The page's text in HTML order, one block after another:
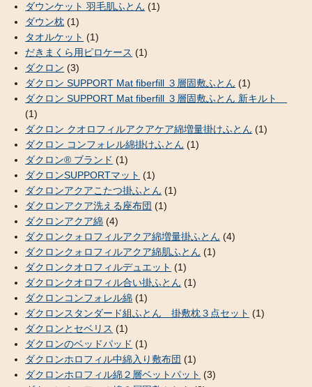
ダウンケット 羽毛肌ふとん (1)
ダウン枕 (1)
タオルケット (1)
だきまくら用ピロケース (1)
ダクロン (3)
ダクロン SUPPORT Mat fiberfill ３層固敷ふとん (1)
ダクロン SUPPORT Mat fiberfill ３層固敷ふとん 新キルト
(1)
ダクロン クオロフィルアクアケア綿増量掛けふとん (1)
ダクロン コンフォレル綿掛けふとん (1)
ダクロン® ブランド (1)
ダクロンSUPPORTマット (1)
ダクロンアクアこたつ掛ふとん (1)
ダクロンアクア洗える座布団 (1)
ダクロンアクア綿 (4)
ダクロンクォロフィルアクア綿増量掛ふとん (4)
ダクロンクォロフィルアクア綿肌ふとん (1)
ダクロンクオロフィルデュエット (1)
ダクロンクオロフィル合い掛ふとん (1)
ダクロンコンフォレル綿 (1)
ダクロンスタンダード組ふとん 掛敷枕３点セット (1)
ダクロンとセベリス (1)
ダクロンのベッドパッド (1)
ダクロンホロフィル中綿入り敷布団 (1)
ダクロンホロフィル綿２層ベットパット (3)